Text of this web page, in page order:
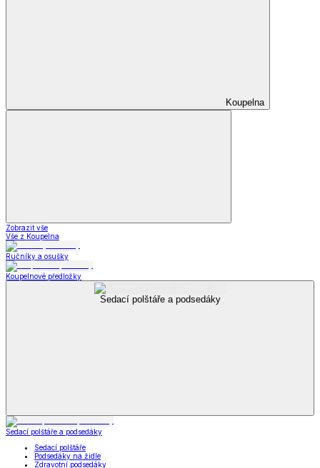
Koupelna
Zobrazit vše
Vše z Koupelna
Ručníky a osušky
Koupelnové předložky
Sedací polštáře a podsedáky
Sedací polštáře a podsedáky
Sedací polštáře
Podsedáky na židle
Zdravotní podsedáky